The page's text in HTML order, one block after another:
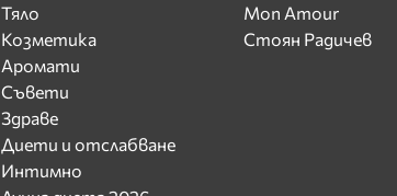
Тяло
Козметика
Аромати
Съвети
Здраве
Диети и отслабване
Интимно
Mon Amour
Стоян Радичев